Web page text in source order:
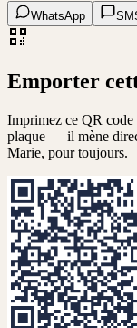
WhatsApp
Emporter
Imprimez ce QR code
plaque — il mène
Marie, pour toujours.